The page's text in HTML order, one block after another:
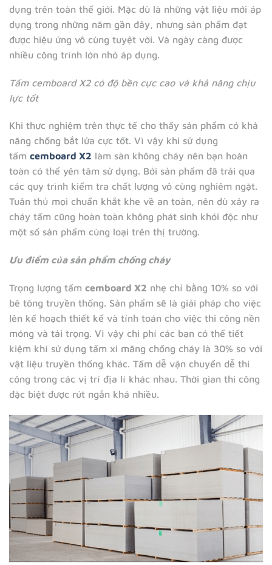
dụng trên toàn thế giới. Mặc dù là những vật liệu mới áp
dụng trong những năm gần đây, nhưng sản phẩm đạt
được hiệu ứng vô cùng tuyệt vời. Và ngày càng được
nhiều công trình lớn nhỏ áp dụng.
Tấm cemboard X2 có độ bền cực cao và khả năng chịu
lực tốt
Khi thực nghiệm trên thực tế cho thấy sản phẩm có khả
năng chống bắt lửa cực tốt. Vì vậy khi sử dụng
tấm cemboard X2 làm sàn không cháy nên bạn hoàn
toàn có thể yên tâm sử dụng. Bởi sản phẩm đã trải qua
các quy trình kiểm tra chất lượng vô cùng nghiêm ngặt.
Tuân thủ mọi chuẩn khắt khe về an toàn, nên dù xảy ra
cháy tấm cũng hoàn toàn không phát sinh khói độc như
một số sản phẩm cùng loại trên thị trường.
Ưu điểm của sản phẩm chống cháy
Trọng lượng tấm cemboard X2 nhẹ chỉ bằng 10% so với
bê tông truyền thống. Sản phẩm sẽ là giải pháp cho việc
lên kế hoạch thiết kế và tính toán cho việc thi công nền
móng và tải trọng. Vì vậy chi phí các bạn có thể tiết
kiệm khí sử dụng tấm xi măng chống cháy là 30% so với
vật liệu truyền thống khác. Tấm dễ vận chuyển dễ thi
công trong các vị trí địa lí khác nhau. Thời gian thi công
đặc biệt được rút ngắn khá nhiều.